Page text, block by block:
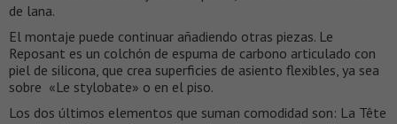
de lana.
El montaje puede continuar añadiendo otras piezas. Le
Reposant es un colchón de espuma de carbono articulado con
piel de silicona, que crea superficies de asiento flexibles, ya sea
sobre «Le stylobate» o en el piso.
Los dos últimos elementos que suman comodidad son: La Tête